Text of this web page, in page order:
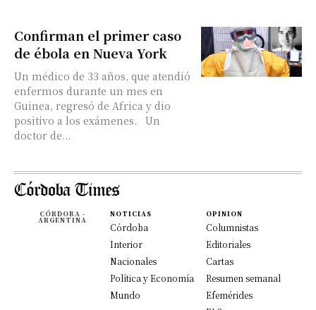
Confirman el primer caso
de ébola en Nueva York
Un médico de 33 años, que atendió
enfermos durante un mes en
Guinea, regresó de Africa y dio
positivo a los exámenes. Un
doctor de...
CÓRDOBA -
ARGENTINA
NOTICIAS
Córdoba
Interior
Nacionales
Política y Economía
Mundo
OPINION
Columnistas
Editoriales
Cartas
Resumen semanal
Efemérides